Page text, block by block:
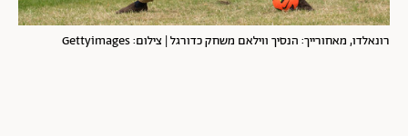
רונאלדו, מאחורייך: הנסיך ווילאם משחק כדורגל | צילום: Gettyimages